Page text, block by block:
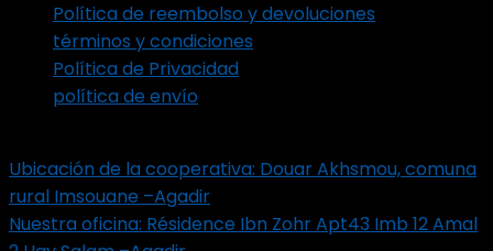
Política de reembolso y devoluciones
términos y condiciones
Política de Privacidad
política de envío
Ubicación de la cooperativa: Douar Akhsmou, comuna
rural Imsouane –Agadir
Nuestra oficina: Résidence Ibn Zohr Apt43 Imb 12 Amal